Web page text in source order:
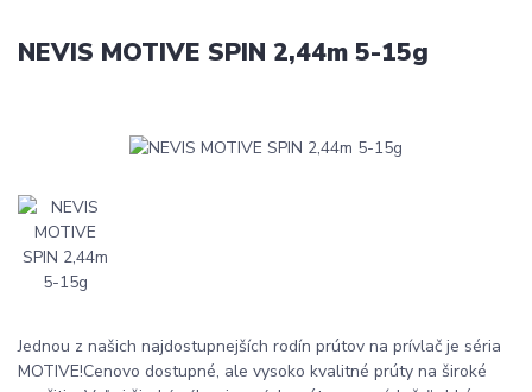
NEVIS MOTIVE SPIN 2,44m 5-15g
Jednou z našich najdostupnejších rodín prútov na prívlač je séria
MOTIVE!Cenovo dostupné, ale vysoko kvalitné prúty na široké